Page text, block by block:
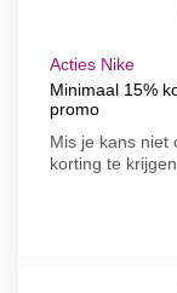
Acties Nike
Minimaal 15%
promo
Mis je kans niet
korting te